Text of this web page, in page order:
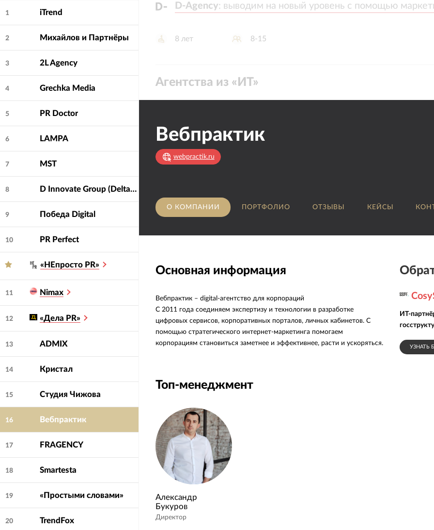
1 iTrend
2 Михайлов и Партнёры
3 2L Agency
4 Grechka Media
5 PR Doctor
6 LAMPA
7 MST
8 D Innovate Group (DeltaClick, Soda, Dinamica, Bench!, Deltaplan, Cube)
9 Победа Digital
10 PR Perfect
«НЕпросто PR»
11 Nimax
12 «Дела PR»
13 ADMIX
14 Кристал
15 Студия Чижова
16 Вебпрактик
17 FRAGENCY
18 Smartesta
19 «Простыми словами»
20 TrendFox
D-Agency: выводим на новый уровень с помощью
D-Agency: выводим на новый уровень с помощью
8 лет 8-15
Агентства из « ИТ»
Вебпрактик
webpractik.ru
О КОМПАНИИ ПОРТФОЛИО ОТЗЫВЫ КЕЙСЫ
Основная информация
Вебпрактик – digital-агентство для корпораций
С 2011 года соединяем экспертизу и технологии в разработке
цифровых сервисов, корпоративных порталов, личных кабинетов. С
помощью стратегического интернет-маркетинга помогаем
корпорациям становиться заметнее и эффективнее, расти и ускоряться.
Топ-менеджмент
Александр
Букуров
Директор
ИТ-
УЗНАТЬ